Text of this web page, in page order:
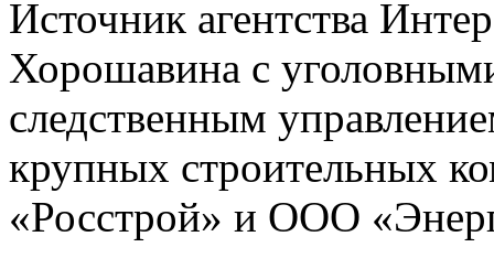
Источник агентства
Хорошавина с
следственным
крупных строительных
«Росстрой» и ООО